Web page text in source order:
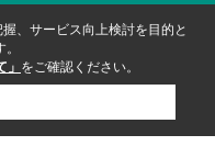
、サービス向上検討を目的と
をご確認ください。